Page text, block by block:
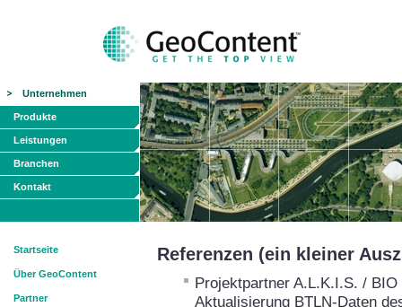
Unternehmen
Produkte
Leistungen
Branchen
Kontakt
Startseite
Über GeoContent
Partner
Referenzen (ein kleiner
Projektpartner A.L.K.I.S. /
Aktualisierung BTLN-Daten